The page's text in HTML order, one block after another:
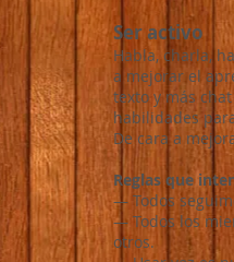
Ser activo
Habla, charla,
a mejorar el
texto y más
habilidades
De cara a
Reglas que
— Todos
— Todos los
otros.